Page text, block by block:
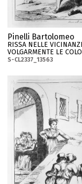
Pinelli Bartolomeo
RISSA NELLE
VOLGARMENTE LE
S-CL2337_13563